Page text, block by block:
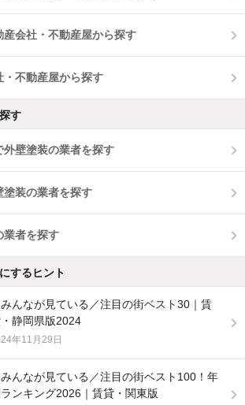
会社・不動産屋から探す
不動産屋から探す
す
壁塗装の業者を探す
塗装の業者を探す
業者を探す
するヒント
みんなが見ている／注目の街ベスト30｜賃
静岡県版2024
年11月29日
みんなが見ている／注目の街ベスト100！年
ランキング2026｜賃貸・関東版